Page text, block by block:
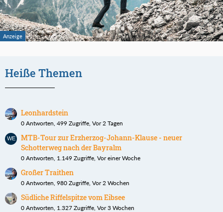
Heiße Themen
Leonhardstein
0 Antworten, 499 Zugriffe, Vor 2 Tagen
MTB-Tour zur Erzherzog-Johann-Klause - neuer
Schotterweg nach der Bayralm
0 Antworten, 1.149 Zugriffe, Vor einer Woche
Großer Traithen
0 Antworten, 980 Zugriffe, Vor 2 Wochen
Südliche Riffelspitze vom Eibsee
0 Antworten, 1.327 Zugriffe, Vor 3 Wochen